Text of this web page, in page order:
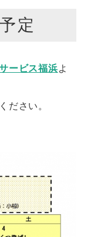
定
ービス福浜よ
ださい。